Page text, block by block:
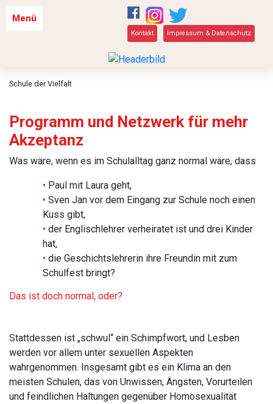
Menü
Kontakt Impressum & Datenschutz
Schule der Vielfalt
Programm und Netzwerk für mehr
Akzeptanz
Was wäre, wenn es im Schulalltag ganz normal wäre, dass
Paul mit Laura geht,
Sven Jan vor dem Eingang zur Schule noch einen
Kuss gibt,
der Englischlehrer verheiratet ist und drei Kinder
hat,
die Geschichtslehrerin ihre Freundin mit zum
Schulfest bringt?
Das ist doch normal, oder?
Stattdessen ist „schwul“ ein Schimpfwort, und Lesben
werden vor allem unter sexuellen Aspekten
wahrgenommen. Insgesamt gibt es ein Klima an den
meisten Schulen, das von Unwissen, Ängsten, Vorurteilen
und feindlichen Haltungen gegenüber Homosexualität